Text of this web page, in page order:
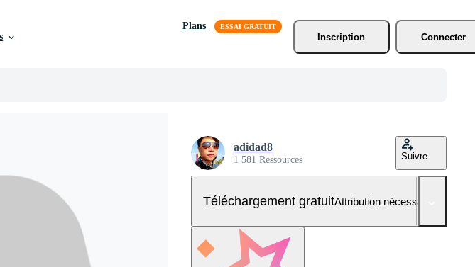
Plans
Inscription
Connecter
adidad8
1 581 Ressources Suivre
Téléchargement gratuitAttribution nécessaire